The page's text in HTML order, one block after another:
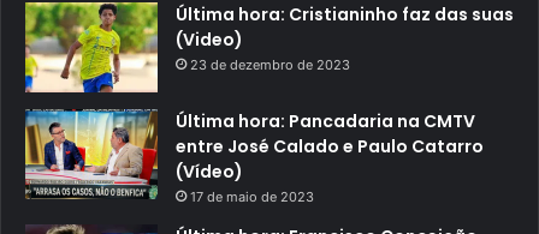
Última hora: Cristianinho faz das suas
(Video)
23 de dezembro de 2023
Última hora: Pancadaria na CMTV
entre José Calado e Paulo Catarro
(Vídeo)
17 de maio de 2023